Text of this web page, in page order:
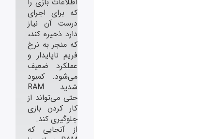
که برای اجرای
درست آن نیاز
دارد ذخیره کند،
که منجر به نرخ
فریم ناپایدار و
عملکرد ضعیف
می‌شود. کمبود
شدید RAM
حتی می‌تواند از
کار کردن بازی
جلوگیری کند.
از آنجایی که